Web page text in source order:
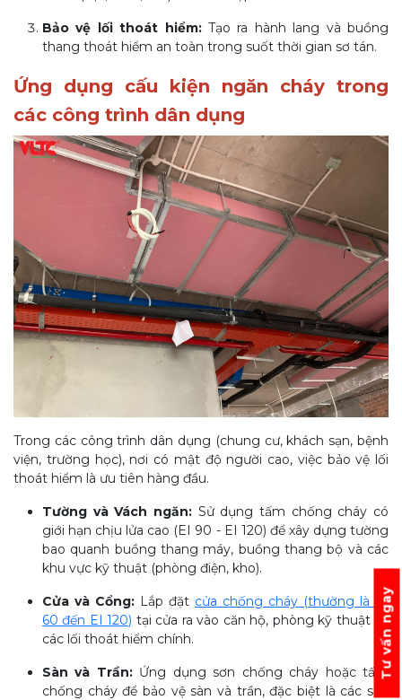
Bảo vệ lối thoát hiểm:Tạo ra hành lang và buồng
thang thoát hiểm an toàn trong suốt thời gian sơ tán.
Ứng dụng cấu kiện ngăn cháy trong
các công trình dân dụng
Trong các công trình dân dụng (chung cư, khách sạn, bệnh
viện, trường học), nơi có mật độ người cao, việc bảo vệ lối
thoát hiểm là ưu tiên hàng đầu.
Tường và Vách ngăn: Sử dụng tấm chống cháy có
giới hạn chịu lửa cao (EI 90 - EI 120) để xây dựng tường
bao quanh buồng thang máy, buồng thang bộ và các
khu vực kỹ thuật (phòng điện, kho).
Cửa và Cổng: Lắp đặt cửa chống cháy (thường là EI
60 đến EI 120) tại cửa ra vào căn hộ, phòng kỹ thuật và
các lối thoát hiểm chính.
Sàn và Trần:Ứng dụng sơn chống cháy hoặc tấm
chống cháy để bảo vệ sàn và trần, đặc biệt là các sàn
Tư vấn ngay